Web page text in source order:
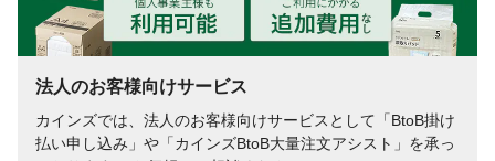
法人のお客様向けサービス
カインズでは、法人のお客様向けサービスとして「BtoB掛け
払い申し込み」や「カインズBtoB大量注文アシスト」を承っ